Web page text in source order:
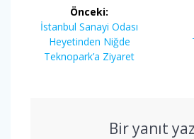
gezinmesi
Önceki:
Önceki
yazı:
İstanbul Sanayi Odası
Heyetinden Niğde
Teknopark’a Ziyaret
Bir yanıt